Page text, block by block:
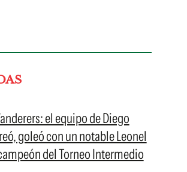
el equipo de Diego
goleó con un notable Leonel
del Torneo Intermedio